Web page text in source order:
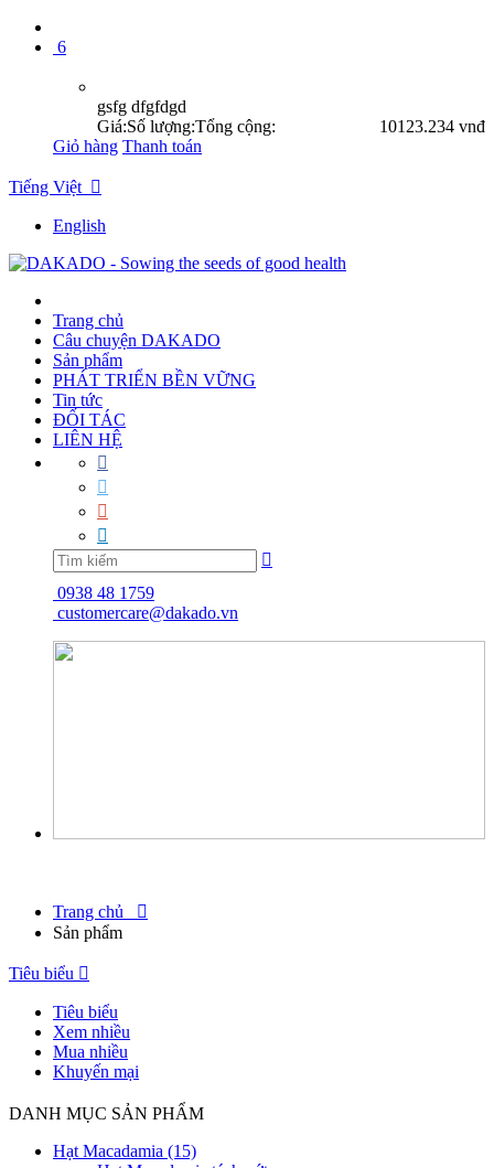
6
gsfg dfgfdgd
Giá:
123.234 vnđ
Số lượng: 10
Tổng cộng:
Giỏ hàng Thanh toán
Tiếng Việt 
English
Trang chủ
Câu chuyện DAKADO
Sản phẩm
PHÁT TRIỂN BỀN VỮNG
Tin tức
ĐỐI TÁC
LIÊN HỆ





0938 48 1759
customercare@dakado.vn
Trang chủ

Sản phẩm
Tiêu biểu 
Tiêu biểu
Xem nhiều
Mua nhiều
Khuyến mại
DANH MỤC SẢN PHẨM
Hạt Macadamia (15)